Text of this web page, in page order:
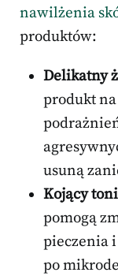
nawilżenia
produktów:
Delikatny
produkt
usuną
Kojący
pomogą
pieczenia
po